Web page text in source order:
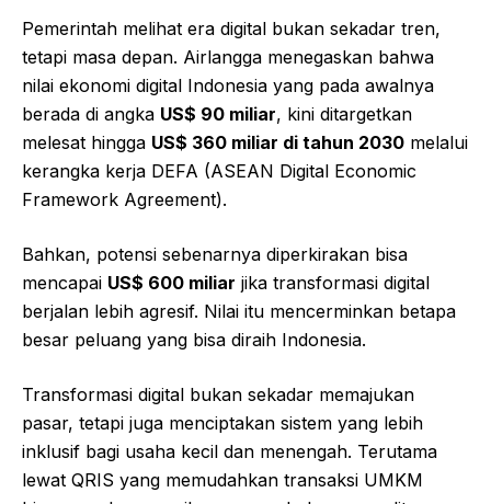
Pemerintah melihat era digital bukan sekadar tren,
tetapi masa depan. Airlangga menegaskan bahwa
nilai ekonomi digital Indonesia yang pada awalnya
berada di angka US$ 90 miliar, kini ditargetkan
melesat hingga US$ 360 miliar di tahun 2030 melalui
kerangka kerja DEFA (ASEAN Digital Economic
Framework Agreement).
Bahkan, potensi sebenarnya diperkirakan bisa
mencapai US$ 600 miliar jika transformasi digital
berjalan lebih agresif. Nilai itu mencerminkan betapa
besar peluang yang bisa diraih Indonesia.
Transformasi digital bukan sekadar memajukan
pasar, tetapi juga menciptakan sistem yang lebih
inklusif bagi usaha kecil dan menengah. Terutama
lewat QRIS yang memudahkan transaksi UMKM